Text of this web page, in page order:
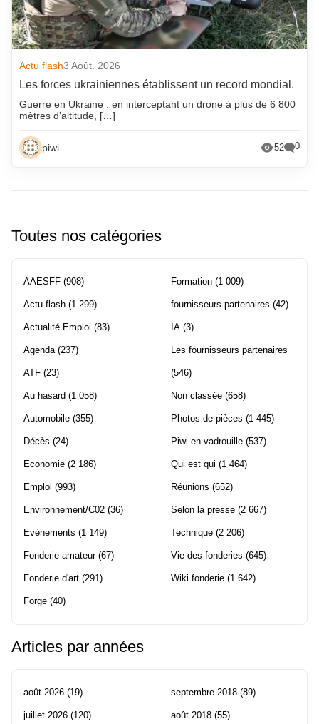
Actu flash3 Août. 2026
Les forces ukrainiennes établissent un record mondial.
Guerre en Ukraine : en interceptant un drone à plus de 6 800
mètres d’altitude, […]
piwi 52 0
Toutes nos catégories
AAESFF (908)
Actu flash (1 299)
Actualité Emploi (83)
Agenda (237)
ATF (23)
Au hasard (1 058)
Automobile (355)
Décès (24)
Economie (2 186)
Emploi (993)
Environnement/C02 (36)
Evènements (1 149)
Fonderie amateur(67)
Fonderie d'art (291)
Forge (40)
Formation (1 009)
fournisseurs partenaires (42)
IA (3)
Les fournisseurs partenaires
(546)
Non classée (658)
Photos de pièces (1 445)
Piwi en vadrouille (537)
Qui est qui (1 464)
Réunions (652)
Selon la presse (2 667)
Technique (2 206)
Vie des fonderies (645)
Wiki fonderie (1 642)
Articles par années
août 2026 (19)
juillet 2026 (120)
septembre 2018 (89)
août 2018 (55)